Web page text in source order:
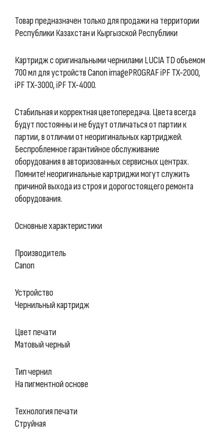
Товар предназначен только для продажи на территории
Республики Казахстан и Кыргызской Республики
Картридж с оригинальными чернилами LUCIA TD объемом
700 мл для устройств Canon imagePROGRAF iPF TX-2000,
iPF TX-3000, iPF TX-4000.
Стабильная и корректная цветопередача. Цвета всегда
будут постоянны и не будут отличаться от партии к
партии, в отличии от неоригинальных картриджей.
Беспроблемное гарантийное обслуживание
оборудования в авторизованных сервисных центрах.
Помните! неоригинальные картриджи могут служить
причиной выхода из строя и дорогостоящего ремонта
оборудования.
Основные характеристики
Производитель
Canon
Устройство
Чернильный картридж
Цвет печати
Матовый черный
Тип чернил
На пигментной основе
Технология печати
Струйная